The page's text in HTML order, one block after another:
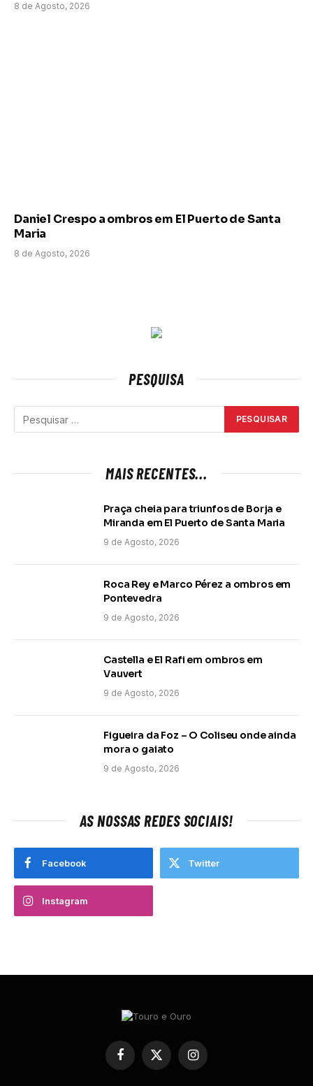
8 de Agosto, 2026
Daniel Crespo a ombros em El Puerto de Santa
Maria
8 de Agosto, 2026
PESQUISA
MAIS RECENTES...
Praça cheia para triunfos de Borja e
Miranda em El Puerto de Santa Maria
9 de Agosto, 2026
Roca Rey e Marco Pérez a ombros em
Pontevedra
9 de Agosto, 2026
Castella e El Rafi em ombros em
Vauvert
9 de Agosto, 2026
Figueira da Foz – O Coliseu onde ainda
mora o gaiato
9 de Agosto, 2026
AS NOSSAS REDES SOCIAIS!
Facebook Twitter
Instagram
Facebook
X
(Twitter)
Instagram